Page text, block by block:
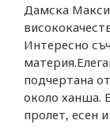
Дамска
Интересно
подчертана
около ханша.
пролет, есен